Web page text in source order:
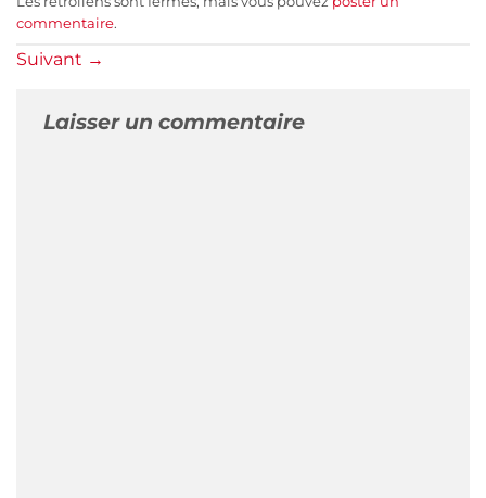
commentaire.
Suivant →
Laisser un commentaire